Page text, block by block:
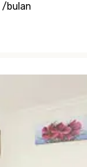
/bulan